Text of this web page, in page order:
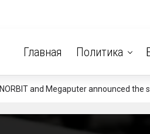
Главная Политика
NORBIT and Megaputer announced the